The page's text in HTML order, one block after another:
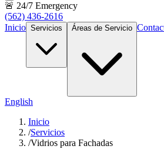
🚨 24/7 Emergency
(562) 436-2616
Inicio Servicios Áreas de Servicio
English
Inicio
/Servicios
/Vidrios para Fachadas